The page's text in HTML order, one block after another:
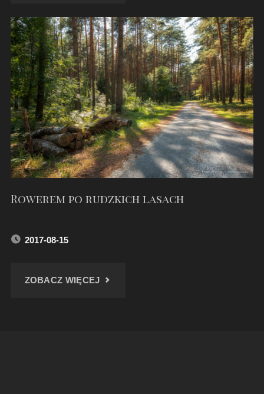
–
VIII
2017"
Rowerem po rudzkich lasach
2017-08-15
ZOBACZ WIĘCEJ"ROWEREM